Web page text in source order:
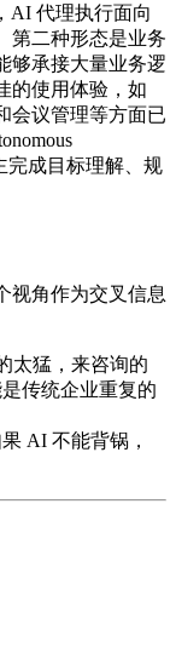
AI 代理执行面向
第二种形态是业务
够承接大量业务逻
的使用体验，如
会议管理等方面已
完成目标理解、规
视角作为交叉信息
太猛，来咨询的
传统企业重复的
AI 不能背锅，